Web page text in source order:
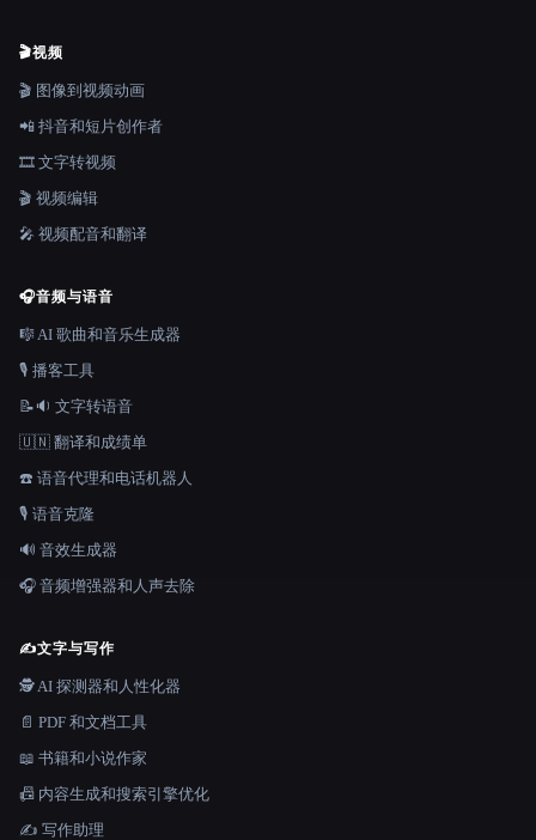
🎬视频
🎬 图像到视频动画
📲 抖音和短片创作者
🎞️ 文字转视频
🎬 视频编辑
🎤 视频配音和翻译
🎧音频与语音
🎼 AI 歌曲和音乐生成器
🎙️ 播客工具
📝🔉 文字转语音
🇺🇳 翻译和成绩单
☎️ 语音代理和电话机器人
🎙️ 语音克隆
🔊 音效生成器
🎧 音频增强器和人声去除
✍️文字与写作
🕵️ AI 探测器和人性化器
📄 PDF 和文档工具
📖 书籍和小说作家
📠 内容生成和搜索引擎优化
✍️ 写作助理